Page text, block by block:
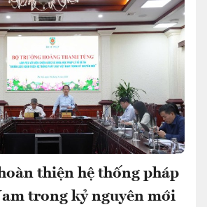
thiện hệ thống pháp
trong kỷ nguyên mới